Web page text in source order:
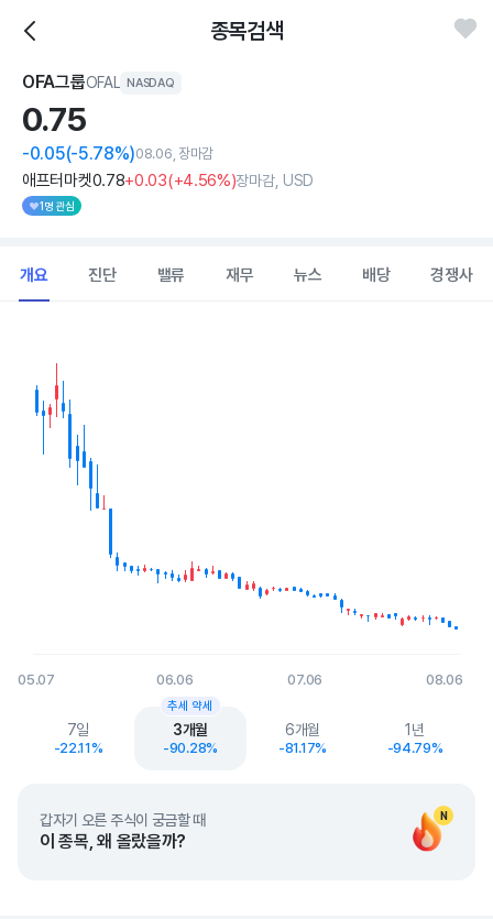
종목검색
OFA그룹OFAL NASDAQ
0.75
-0.05(-5.78%)08.06, 장마감
애프터마켓0.78+0.03(+4.56%)장마감, USD
1명 관심
개요 진단 밸류 재무 뉴스 배당 경쟁사
View as data table, Chart
The chart has 1 X axis displaying Time. Data ranges from
The chart has 1 Y axis displaying values. Data ranges from 0.734
05.07 06.06 07.06 08.06
End of interactive chart.
7일
-22.11%
3개월
-90.28%
추세 약세
6개월
-81.17%
1년
-94.79%
N
갑자기 오른 주식이 궁금할 때
이 종목, 왜 올랐을까?